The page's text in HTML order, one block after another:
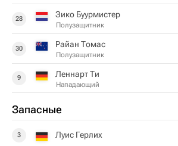
28 Зико Буурмистер
Полузащитник
30 Райан Томас
Полузащитник
9 Леннарт Ти
Нападающий
Запасные
3 Луис Герлих